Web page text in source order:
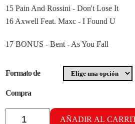
15 Pain And Rossini - Don't Lose It
16 Axwell Feat. Maxc - I Found U
17 BONUS - Bent - As You Fall
Formato de
Compra
OnlyHouseMusic
AÑADIR AL